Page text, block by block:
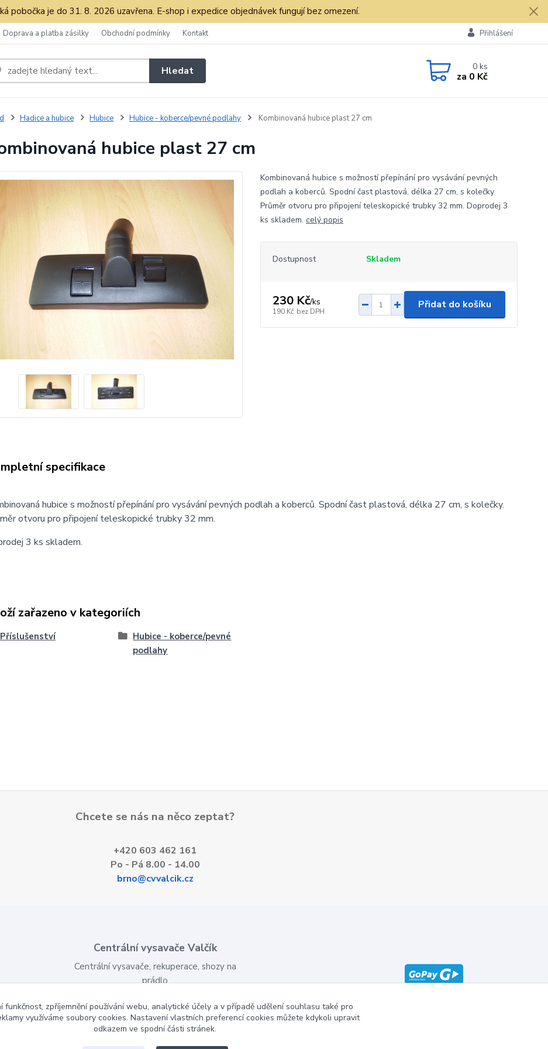
pobočka je do 31. 8. 2026 uzavřena. E-shop i expedice objednávek fungují bez omezení.
Doprava a platba zásilky Obchodní podmínky Kontakt Přihlášení
Hledat 0ks
za 0 Kč
Hadice a hubice Hubice Hubice - koberce/pevné podlahy Kombinovaná hubice plast 27 cm
hubice plast 27 cm
Kombinovaná hubice s možností přepínání pro vysávání pevných
podlah a koberců. Spodní čast plastová, délka 27 cm, s kolečky.
Průměr otvoru pro připojení teleskopické trubky 32 mm. Doprodej 3
ks skladem. celý popis
Dostupnost Skladem
230 Kč/ks
190 Kč bez DPH
Přidat do košíku
specifikace
hubice s možností přepínání pro vysávání pevných podlah a koberců. Spodní čast plastová, délka 27 cm, s kolečky.
otvoru pro připojení teleskopické trubky 32 mm.
3 ks skladem.
zařazeno v kategoriích
Příslušenství
Hubice - koberce/pevné
podlahy
Chcete se nás na něco zeptat?
+420 603 462 161
Po - Pá 8.00 - 14.00
brno@cvvalcik.cz
Centrální vysavače Valčík
Centrální vysavače, rekuperace, shozy na
prádlo
www.cvvalcik.cz
funkčnost, zpříjemnění používání webu, analytické účely a v případě udělení souhlasu také pro
využíváme soubory cookies. Nastavení vlastních preferencí cookies můžete kdykoli upravit
odkazem ve spodní části stránek.